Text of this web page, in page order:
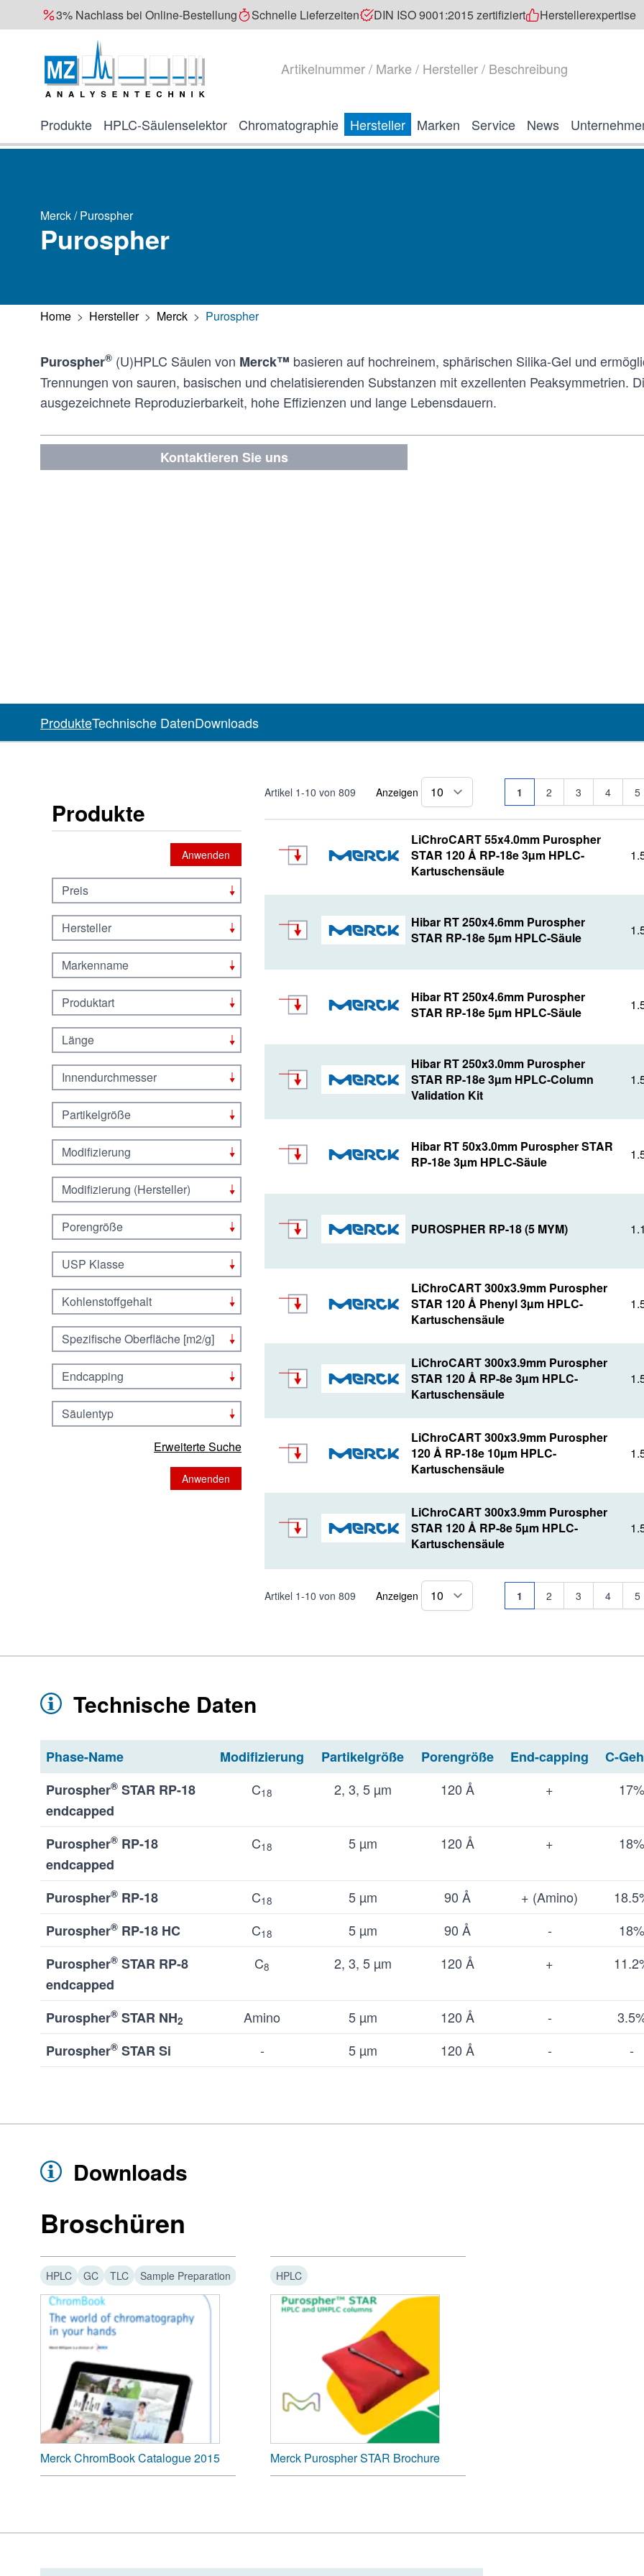
3% Nachlass bei Online-Bestellung Schnelle Lieferzeiten DIN ISO 9001:2015 zertifiziert Herstellerexpertise
Suche
Produkte HPLC-Säulenselektor Chromatographie Hersteller Marken Service News
Merck / Purospher
Purospher
Home > Hersteller > Merck > Purospher
Purospher® (U)HPLC Säulen von Merck™ basieren auf hochreinem, sphärischen Silika-Gel und
Trennungen von sauren, basischen und chelatisierenden Substanzen mit exzellenten Peaksymmetrien.
ausgezeichnete Reproduzierbarkeit, hohe Effizienzen und lange Lebensdauern.
Kontaktieren Sie uns
ProdukteTechnische DatenDownloads
Produkte
Anwenden
Preis
Hersteller
Markenname
Produktart
Länge
Innendurchmesser
Partikelgröße
Modifizierung
Modifizierung (Hersteller)
Porengröße
USP Klasse
Kohlenstoffgehalt
Spezifische Oberfläche [m2/g]
Endcapping
Säulentyp
Erweiterte Suche
Anwenden
Artikel 1-10 von 809 Seite
Sie lesen gerade Seite
1 Seite
2 Seite
3 Seite
4 5
Anzeigen
pro Seite
LiChroCART 55x4.0mm Purospher
STAR 120 Å RP-18e 3µm HPLC-
Kartuschensäule
Hibar RT 250x4.6mm Purospher
STAR RP-18e 5µm HPLC-Säule
Hibar RT 250x4.6mm Purospher
STAR RP-18e 5µm HPLC-Säule
Hibar RT 250x3.0mm Purospher
STAR RP-18e 3µm HPLC-Column
Validation Kit
Hibar RT 50x3.0mm Purospher STAR
RP-18e 3µm HPLC-Säule
PUROSPHER RP-18 (5 MYM)
LiChroCART 300x3.9mm Purospher
STAR 120 Å Phenyl 3µm HPLC-
Kartuschensäule
LiChroCART 300x3.9mm Purospher
STAR 120 Å RP-8e 3µm HPLC-
Kartuschensäule
LiChroCART 300x3.9mm Purospher
120 Å RP-18e 10µm HPLC-
Kartuschensäule
LiChroCART 300x3.9mm Purospher
STAR 120 Å RP-8e 5µm HPLC-
Kartuschensäule
Artikel 1-10 von 809 Seite
Sie lesen gerade Seite
1 Seite
2 Seite
3 Seite
4 5
Anzeigen
pro Seite
Technische Daten
Phase-Name Modifizierung Partikelgröße Porengröße End-capping C-
Purospher® STAR RP-18
endcapped
C18 2, 3, 5 µm 120 Å + 17%
Purospher® RP-18
endcapped
C18 5 µm 120 Å + 18%
Purospher® RP-18 C18 5 µm 90 Å + (Amino)
Purospher® RP-18 HC C18 5 µm 90 Å - 18%
Purospher® STAR RP-8
endcapped
C8 2, 3, 5 µm 120 Å +
Purospher® STAR NH2 Amino 5 µm 120 Å -
Purospher® STAR Si - 5 µm 120 Å - -
Downloads
Broschüren
HPLC GC TLC Sample Preparation
Merck ChromBook Catalogue 2015
HPLC
Merck Purospher STAR Brochure